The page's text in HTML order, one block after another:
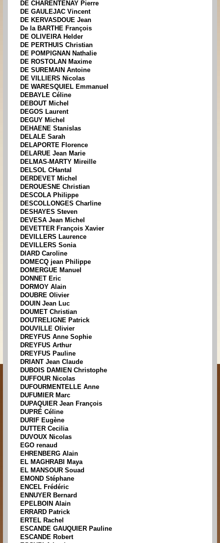
DE CHARENTENAY Pierre
DE GAULEJAC Vincent
DE KERVASDOUE Jean
De la BARTHE François
DE OLIVEIRA Helder
DE PERTHUIS Christian
DE POMPIGNAN Nathalie
DE ROSTOLAN Maxime
DE SUREMAIN Antoine
DE VILLIERS Nicolas
DE WARESQUIEL Emmanuel
DEBAYLE Céline
DEBOUT Michel
DEGOS Laurent
DEGUY Michel
DEHAENE Stanislas
DELALE Sarah
DELAPORTE Florence
DELARUE Jean Marie
DELMAS-MARTY Mireille
DELSOL CHantal
DERDEVET Michel
DEROUESNE Christian
DESCOLA Philippe
DESCOLLONGES Charline
DESHAYES Steven
DEVESA Jean Michel
DEVETTER François Xavier
DEVILLERS Laurence
DEVILLERS Sonia
DIARD Caroline
DOMECQ jean Philippe
DOMERGUE Manuel
DONNET Eric
DORMOY Alain
DOUBRE Olivier
DOUIN Jean Luc
DOUMET Christian
DOUTRELIGNE Patrick
DOUVILLE Olivier
DREYFUS Anne Sophie
DREYFUS Arthur
DREYFUS Pauline
DRIANT Jean Claude
DUBOIS DAMIEN Christophe
DUFFOUR Nicolas
DUFOURMENTELLE Anne
DUFUMIER Marc
DUPAQUIER Jean François
DUPRÉ Céline
DURIF Eugène
DUTTER Cecilia
DUVOUX Nicolas
EGO renaud
EHRENBERG Alain
EL MAGHRABI Maya
EL MANSOUR Souad
EMOND Stéphane
ENCEL Frédéric
ENNUYER Bernard
EPELBOIN Alain
ERRARD Patrick
ERTEL Rachel
ESCANDE GAUQUIER Pauline
ESCANDE Robert